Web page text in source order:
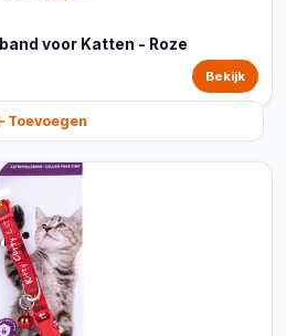
voor Katten - Roze
Bekijk
Toevoegen